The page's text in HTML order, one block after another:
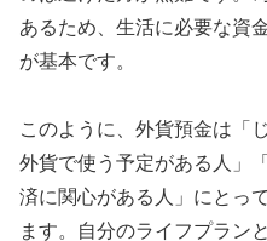
あるため、生活に必要な資
が基本です。
このように、外貨預金は「
外貨で使う予定がある人」
済に関心がある人」にとっ
ます。自分のライフプラン